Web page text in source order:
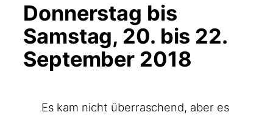
Donnerstag bis
Samstag, 20. bis 22.
September 2018
Es kam nicht über­ra­schend, aber es